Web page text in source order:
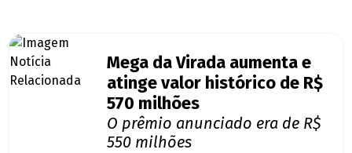
Mega da Virada aumenta e
atinge valor histórico de R$
570 milhões
O prêmio anunciado era de R$
550 milhões